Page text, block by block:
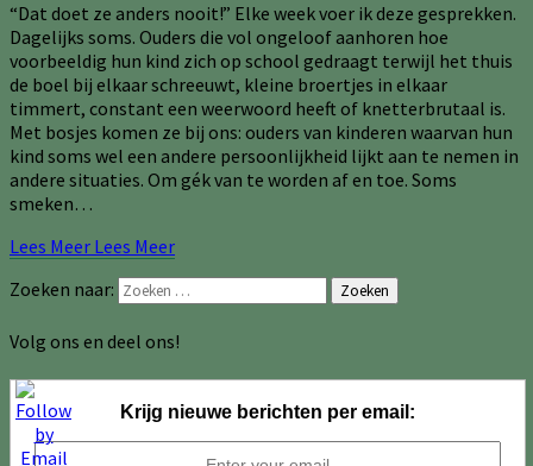
“Dat doet ze anders nooit!” Elke week voer ik deze gesprekken.
Dagelijks soms. Ouders die vol ongeloof aanhoren hoe
voorbeeldig hun kind zich op school gedraagt terwijl het thuis
de boel bij elkaar schreeuwt, kleine broertjes in elkaar
timmert, constant een weerwoord heeft of knetterbrutaal is.
Met bosjes komen ze bij ons: ouders van kinderen waarvan hun
kind soms wel een andere persoonlijkheid lijkt aan te nemen in
andere situaties. Om gék van te worden af en toe. Soms
smeken…
Lees Meer Lees Meer
Zoeken naar:
Zoeken
Volg ons en deel ons!
Krijg nieuwe berichten per email: